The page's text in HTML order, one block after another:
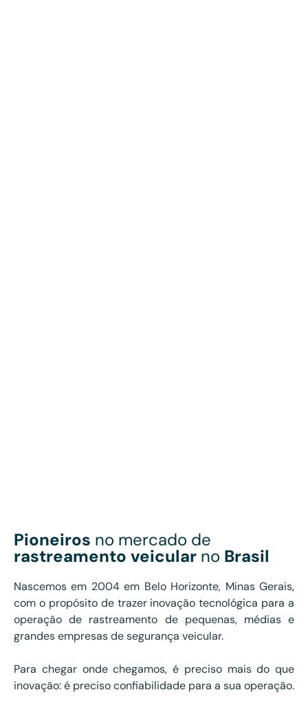
Pioneiros no mercado de
rastreamento veicular no Brasil
Nascemos em 2004 em Belo Horizonte, Minas Gerais,
com o propósito de trazer inovação tecnológica para a
operação de rastreamento de pequenas, médias e
grandes empresas de segurança veicular.
Para chegar onde chegamos, é preciso mais do que
inovação: é preciso confiabilidade para a sua operação.